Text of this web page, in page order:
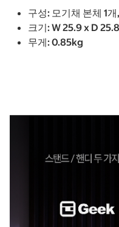
구성: 모기채 본체 1
크기: W 25.9 x D
무게: 0.85kg